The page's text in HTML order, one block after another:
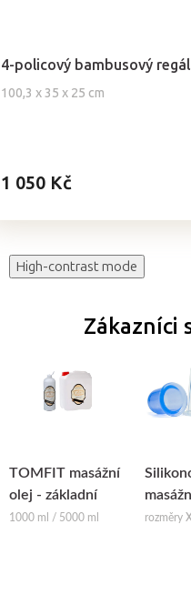
4-policový bambusový regál
100,3 x 35 x 25 cm
1 050 Kč
High-contrast mode
Zákazníci
TOMFIT masážní
olej - základní
1000 ml / 5000 ml
Fabulo
rozměry